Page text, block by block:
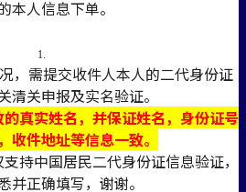
本人信息下单。
1.
，需提交收件人本人的二代身份证
清关申报及实名验证。
真实姓名，并保证姓名，身份证号
收件地址等信息一致。
持中国居民二代身份证信息验证，
并正确填写，谢谢。